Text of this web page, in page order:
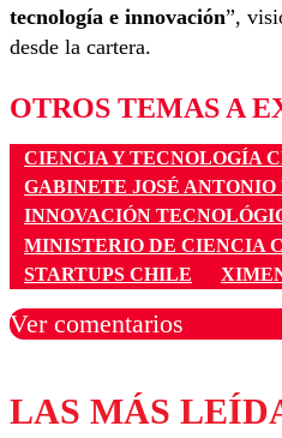
tecnología e innovación”,
desde la cartera.
OTROS TEMAS A
CIENCIA Y TECNOLOGÍA
GABINETE JOSÉ ANTONIO
INNOVACIÓN
MINISTERIO DE CIENCIA
STARTUPS CHILE
Ver comentarios
Los comentarios son
diálogo
LAS MÁS